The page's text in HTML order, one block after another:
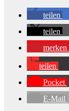
teilen
teilen
merken
teilen
Pocket
E-Mail